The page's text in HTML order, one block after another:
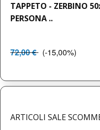
TAPPETO - ZERBINO
PERSONA ..
72,00 € (-15,00%)
ARTICOLI SALE